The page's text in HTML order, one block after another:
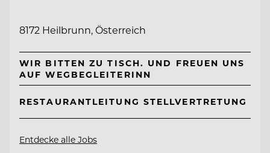
8172 Heilbrunn, Österreich
WIR BITTEN ZU TISCH. UND FREUEN UNS
AUF WEGBEGLEITERINN
RESTAURANTLEITUNG STELLVERTRETUNG
Entdecke alle Jobs